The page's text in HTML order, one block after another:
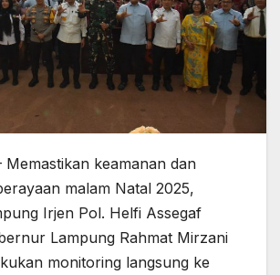
Memastikan keamanan dan
malam Natal 2025,
Irjen Pol. Helfi Assegaf
Lampung Rahmat Mirzani
monitoring langsung ke